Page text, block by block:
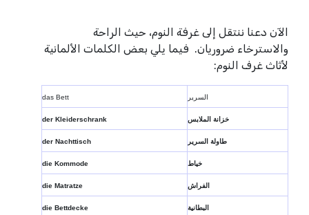
الآن دعنا ننتقل إلى غرفة النوم، حيث الراحة
والاسترخاء ضروريان. فيما يلي بعض الكلمات الألمانية
لأثاث غرف النوم:
das Bett السرير
der Kleiderschrank خزانة الملابس
der Nachttisch طاولة السرير
die Kommode خياط
die Matratze الفراش
die Bettdecke البطانية